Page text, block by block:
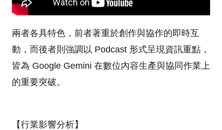
兩者各具特色，前者著重於創作與協作的即時互
動，而後者則強調以 Podcast 形式呈現資訊重點，
皆為 Google Gemini 在數位內容生產與協同作業上
的重要突破。
【行業影響分析】